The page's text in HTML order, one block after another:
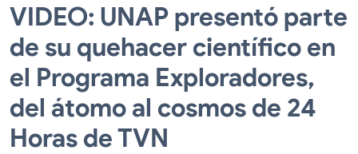
VIDEO: UNAP presentó parte
de su quehacer científico en
el Programa Exploradores,
del átomo al cosmos de 24
Horas de TVN